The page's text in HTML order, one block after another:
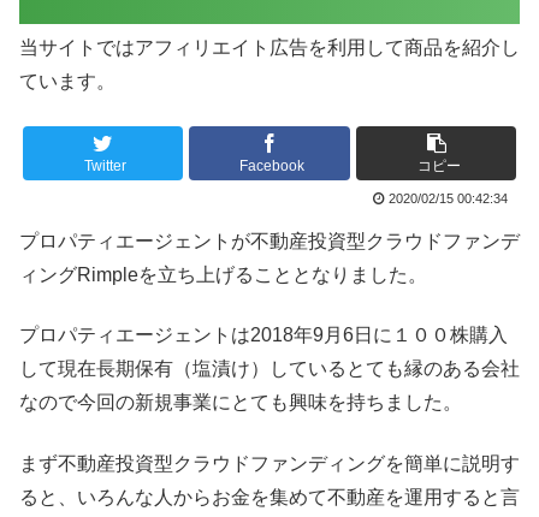
当サイトではアフィリエイト広告を利用して商品を紹介し
ています。
Twitter Facebook コピー
2020/02/15 00:42:34
プロパティエージェントが不動産投資型クラウドファンデ
ィングRimpleを立ち上げることとなりました。
プロパティエージェントは2018年9月6日に１００株購入
して現在長期保有（塩漬け）しているとても縁のある会社
なので今回の新規事業にとても興味を持ちました。
まず不動産投資型クラウドファンディングを簡単に説明す
ると、いろんな人からお金を集めて不動産を運用すると言